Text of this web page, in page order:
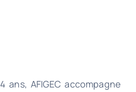
ans, AFIGEC accompagne